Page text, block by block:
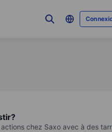
chez Saxo avec à des